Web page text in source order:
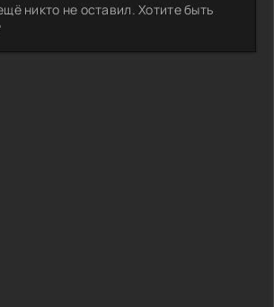
никто не оставил. Хотите быть